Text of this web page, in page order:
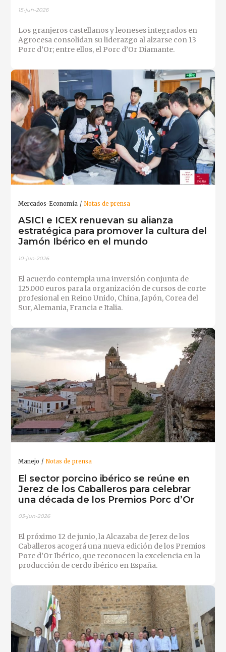
15-jun-2026
Los granjeros castellanos y leoneses integrados en
Agrocesa consolidan su liderazgo al alzarse con 13
Porc d’Or; entre ellos, el Porc d’Or Diamante.
Mercados-Economía Notas de prensa
ASICI e ICEX renuevan su alianza
estratégica para promover la cultura del
Jamón Ibérico en el mundo
10-jun-2026
El acuerdo contempla una inversión conjunta de
125.000 euros para la organización de cursos de corte
profesional en Reino Unido, China, Japón, Corea del
Sur, Alemania, Francia e Italia.
Manejo Notas de prensa
El sector porcino ibérico se reúne en
Jerez de los Caballeros para celebrar
una década de los Premios Porc d’Or
03-jun-2026
El próximo 12 de junio, la Alcazaba de Jerez de los
Caballeros acogerá una nueva edición de los Premios
Porc d’Or Ibérico, que reconocen la excelencia en la
producción de cerdo ibérico en España.